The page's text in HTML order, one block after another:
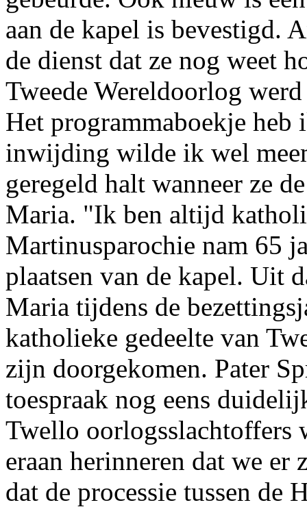
aan de kapel is bevestigd.
de dienst dat ze nog weet
Tweede Wereldoorlog
Het programmaboekje heb
inwijding wilde ik wel
geregeld halt wanneer ze
Maria. "Ik ben altijd
Martinusparochie nam 65
plaatsen van de kapel. Uit
Maria tijdens de
katholieke gedeelte van
zijn doorgekomen. Pater
toespraak nog eens
Twello oorlogsslachtoffers
eraan herinneren dat we
dat de processie tussen de